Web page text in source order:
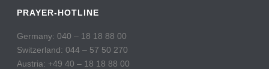
PRAYER-HOTLINE
Germany: 040 – 18 18 88 00
Switzerland: 044 – 57 50 270
Austria: +49 40 – 18 18 88 00